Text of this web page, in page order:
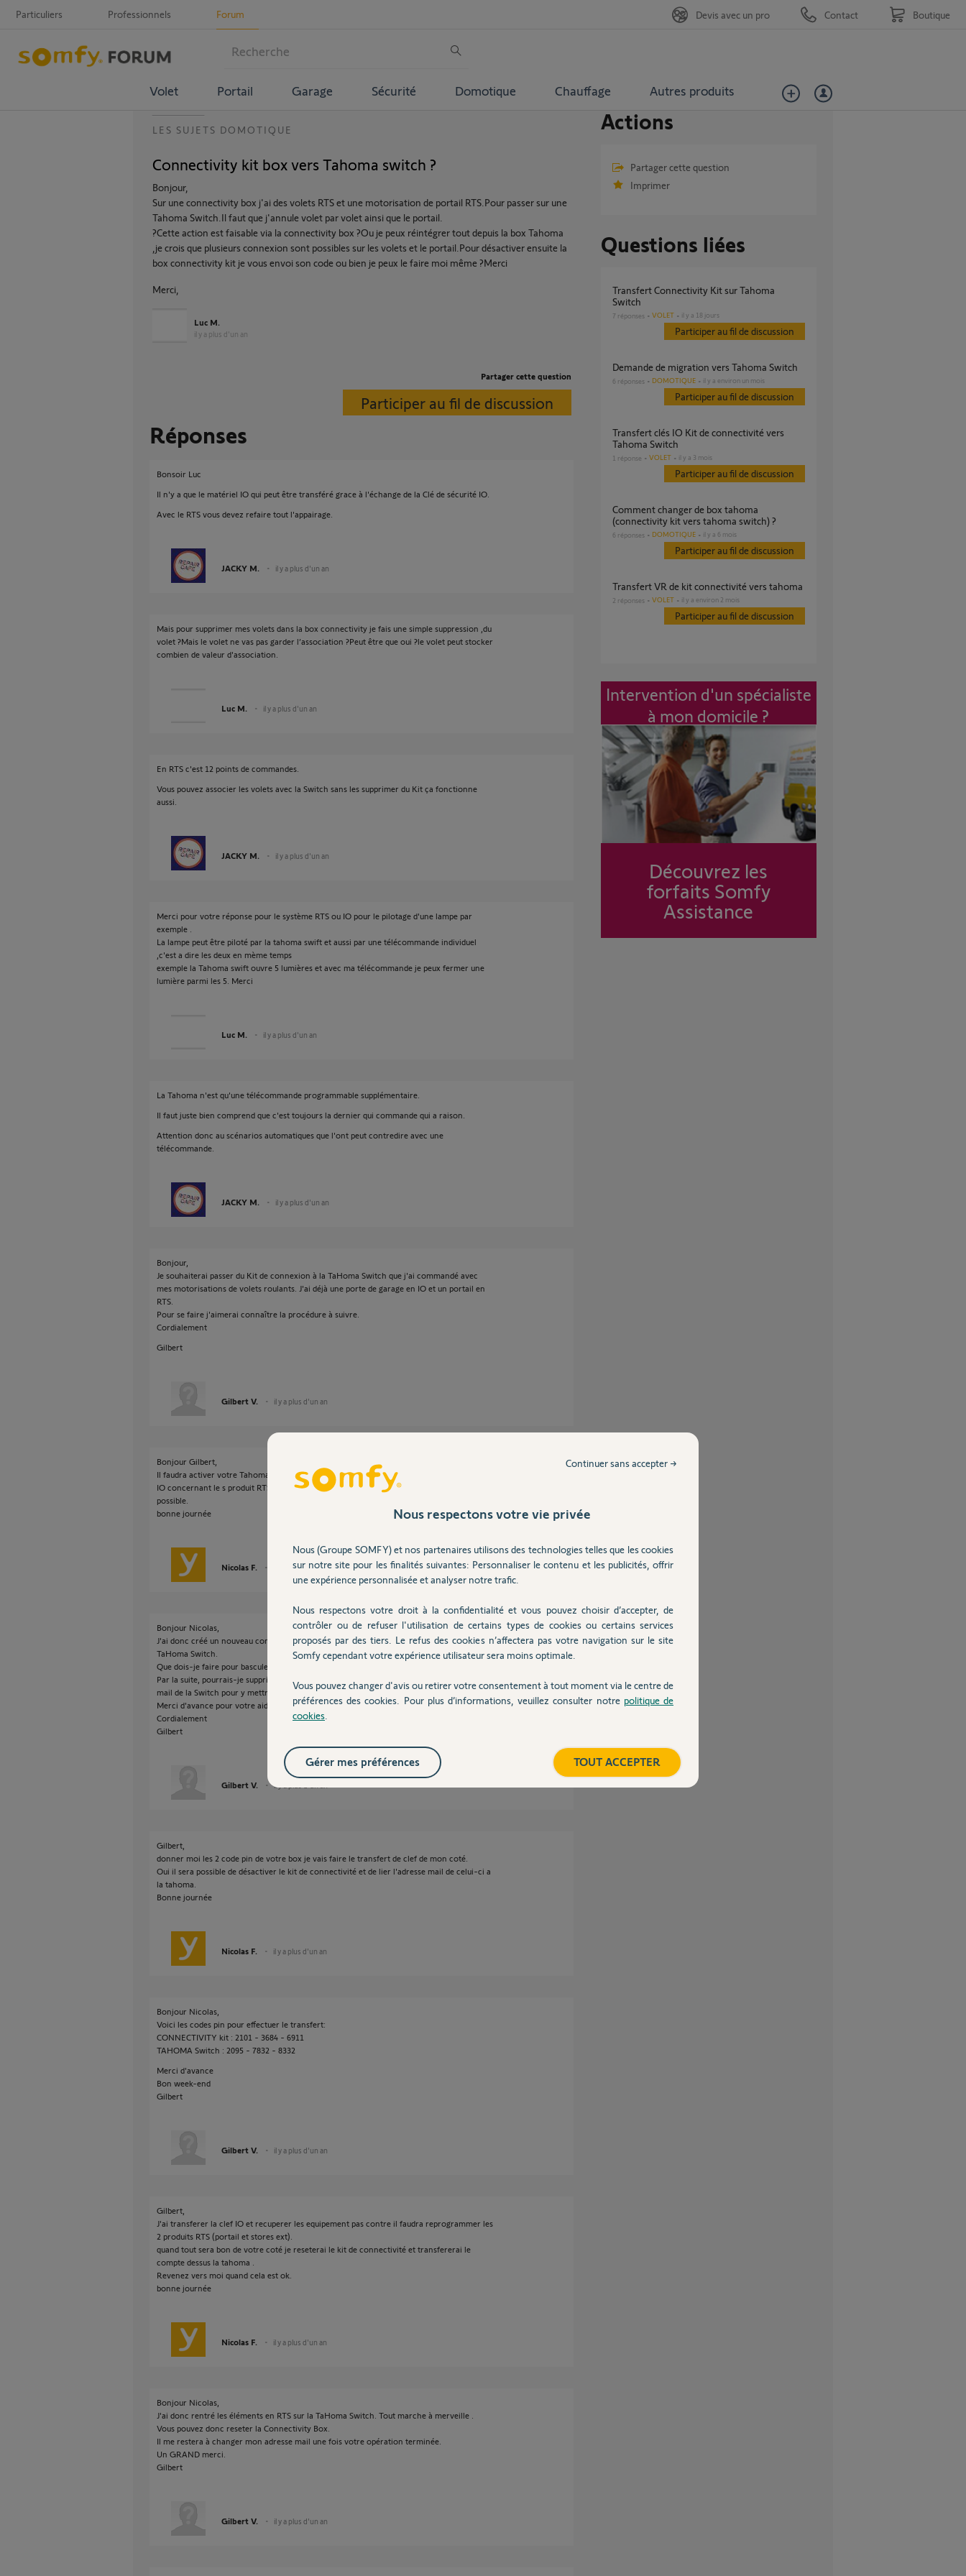
Particuliers Professionnels Forum
Volet Portail Garage Sécurité Domotique Chauffage Autres produits
Devis avec un pro Contact Boutique
LES SUJETS DOMOTIQUE
Connectivity kit box vers Tahoma switch ?
Bonjour,
Sur une connectivity box j'ai des volets RTS et une motorisation de portail RTS.Pour passer sur une
Tahoma Switch.Il faut que j'annule volet par volet ainsi que le portail.
?Cette action est faisable via la connectivity box ?Ou je peux réintégrer tout depuis la box Tahoma
,je crois que plusieurs connexion sont possibles sur les volets et le portail.Pour désactiver ensuite la
box connectivity kit je vous envoi son code ou bien je peux le faire moi même ?Merci
Merci,
Luc M.
il y a plus d'un an
Partager cette question
Participer au fil de discussion
Réponses
Bonsoir Luc
Il n'y a que le matériel IO qui peut être transféré grace à l'échange de la Clé de sécurité IO.
Avec le RTS vous devez refaire tout l'appairage.
JACKY M. il y a plus d'un an
Mais pour supprimer mes volets dans la box connectivity je fais une simple suppression ,du
volet ?Mais le volet ne vas pas garder l’association ?Peut être que oui ?le volet peut stocker
combien de valeur d'association.
Luc M. il y a plus d'un an
En RTS c'est 12 points de commandes.
Vous pouvez associer les volets avec la Switch sans les supprimer du Kit ça fonctionne
aussi.
JACKY M. il y a plus d'un an
Merci pour votre réponse pour le système RTS ou IO pour le pilotage d'une lampe par
exemple .
La lampe peut être piloté par la tahoma swift et aussi par une télécommande individuel
,c'est a dire les deux en mème temps
exemple la Tahoma swift ouvre 5 lumières et avec ma télécommande je peux fermer une
lumière parmi les 5. Merci
Luc M. il y a plus d'un an
La Tahoma n'est qu'une télécommande programmable supplémentaire.
Il faut juste bien comprend que c'est toujours la dernier qui commande qui a raison.
Attention donc au scénarios automatiques que l'ont peut contredire avec une
télécommande.
JACKY M. il y a plus d'un an
Bonjour,
Je souhaiterai passer du Kit de connexion à la TaHoma Switch que j'ai commandé avec
mes motorisations de volets roulants. J'ai déjà une porte de garage en IO et un portail en
RTS.
Pour se faire j'aimerai connaître la procédure à suivre.
Cordialement
Gilbert
Gilbert V. il y a plus d'un an
Bonjour Gilbert,
Il faudra activer votre Tahoma sur un deuxieme compte pour transferer la clef de securité
IO concernant le s produit RTS il faudra les reprogrammer car il n'y a pas de transfert
possible.
bonne journée
Nicolas F. il y a plus d'un an
Bonjour Nicolas,
J'ai donc créé un nouveau compte avec une nouvelle adresse mail où j'ai pu installer la
TaHoma Switch.
Que dois-je faire pour basculer les installations de la Connectivity Box vers celles-ci.?
Par la suite, pourrais-je supprimer le compte de la Connectivity Box et changer l'adresse
mail de la Switch pour y mettre mon mail principal ?
Merci d'avance pour votre aide.
Cordialement
Gilbert
Gilbert V. il y a plus d'un an
Gilbert,
donner moi les 2 code pin de votre box je vais faire le transfert de clef de mon coté.
Oui il sera possible de désactiver le kit de connectivité et de lier l'adresse mail de celui-ci a
la tahoma.
Bonne journée
Nicolas F. il y a plus d'un an
Bonjour Nicolas,
Voici les codes pin pour effectuer le transfert:
CONNECTIVITY kit : 2101 - 3684 - 6911
TAHOMA Switch : 2095 - 7832 - 8332
Merci d'avance
Bon week-end
Gilbert
Gilbert V. il y a plus d'un an
Gilbert,
J'ai transferer la clef IO et recuperer les equipement pas contre il faudra reprogrammer les
2 produits RTS (portail et stores ext).
quand tout sera bon de votre coté je reseterai le kit de connectivité et transfererai le
compte dessus la tahoma .
Revenez vers moi quand cela est ok.
bonne journée
Nicolas F. il y a plus d'un an
Bonjour Nicolas,
J'ai donc rentré les éléments en RTS sur la TaHoma Switch. Tout marche à merveille .
Vous pouvez donc reseter la Connectivity Box.
Il me restera à changer mon adresse mail une fois votre opération terminée.
Un GRAND merci.
Gilbert
Gilbert V. il y a plus d'un an
Actions
Partager cette question
Imprimer
Questions liées
Transfert Connectivity Kit sur Tahoma
Switch
7 réponses VOLET il y a 18 jours
Participer au fil de discussion
Demande de migration vers Tahoma Switch
6 réponses DOMOTIQUE il y a environ un mois
Participer au fil de discussion
Transfert clés IO Kit de connectivité vers
Tahoma Switch
1 réponse VOLET il y a 3 mois
Participer au fil de discussion
Comment changer de box tahoma
(connectivity kit vers tahoma switch) ?
6 réponses DOMOTIQUE il y a 6 mois
Participer au fil de discussion
transfert VR de kit connectivité vers tahoma
2 réponses VOLET il y a environ 2 mois
Participer au fil de discussion
Intervention d'un spécialiste
à mon domicile ?
Découvrez les
forfaits Somfy
Assistance
Nous respectons votre vie privée
Nous (Groupe SOMFY) et nos partenaires utilisons des technologies telles que les cookies
sur notre site pour les finalités suivantes: Personnaliser le contenu et les publicités, offrir
une expérience personnalisée et analyser notre trafic.
Nous respectons votre droit à la confidentialité et vous pouvez choisir d’accepter, de
contrôler ou de refuser l'utilisation de certains types de cookies ou certains services
proposés par des tiers. Le refus des cookies n’affectera pas votre navigation sur le site
Somfy cependant votre expérience utilisateur sera moins optimale.
Vous pouvez changer d'avis ou retirer votre consentement à tout moment via le centre de
préférences des cookies. Pour plus d’informations, veuillez consulter notre politique de
cookies
Continuer sans accepter →
TOUT ACCEPTER
Gérer mes préférences